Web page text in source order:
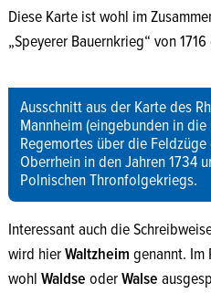
Diese Karte ist wohl im
„Speyerer Bauernkrieg“ von
Ausschnitt aus der Karte des
Mannheim (eingebunden in
Regemortes über die
Oberrhein in den Jahren 1734
Polnischen Thronfolgekriegs.
Interessant auch die
wird hierWaltzheim genannt. Im
wohl Waldse oderWalse